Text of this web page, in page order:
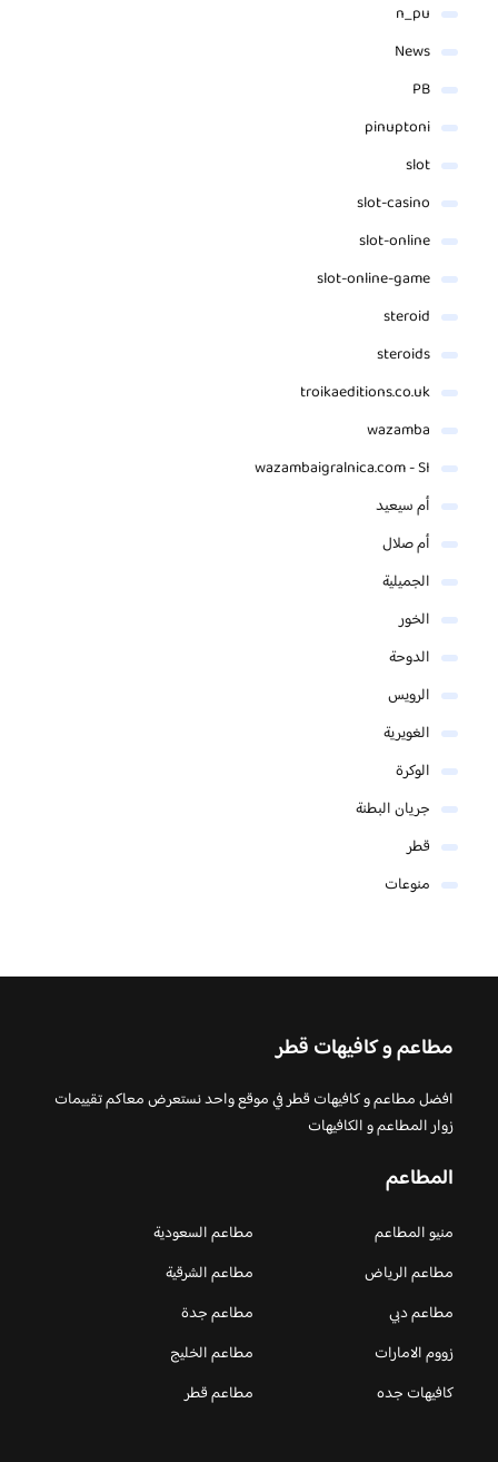
n_pu
News
PB
pinuptoni
slot
slot-casino
slot-online
slot-online-game
steroid
steroids
troikaeditions.co.uk
wazamba
wazambaigralnica.com - SI
أم سيعيد
أم صلال
الجميلية
الخور
الدوحة
الرويس
الغويرية
الوكرة
جريان البطنة
قطر
منوعات
مطاعم و كافيهات قطر
افضل مطاعم و كافيهات قطر في موقع واحد نستعرض معاكم تقييمات
زوار المطاعم و الكافيهات
المطاعم
منيو المطاعم
مطاعم السعودية
مطاعم الرياض
مطاعم الشرقية
مطاعم دبي
مطاعم جدة
زووم الامارات
مطاعم الخليج
كافيهات جده
مطاعم قطر